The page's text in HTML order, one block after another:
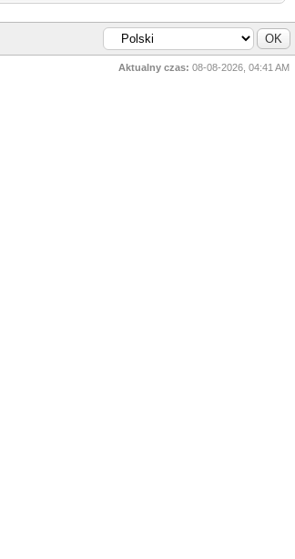
Aktualny czas: 08-08-2026, 04:41 AM